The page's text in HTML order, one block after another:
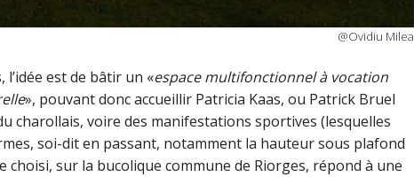
@Ovidiu Milea
l’idée est de bâtir un «espace multifonctionnel à vocation
», pouvant donc accueillir Patricia Kaas, ou Patrick Bruel
charollais, voire des manifestations sportives (lesquelles
soi-dit en passant, notamment la hauteur sous plafond
choisi, sur la bucolique commune de Riorges, répond à une